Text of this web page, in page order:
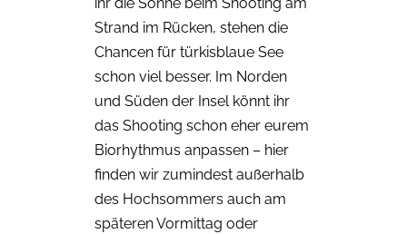
Strand im Rücken, stehen die
Chancen für türkisblaue See
schon viel besser. Im Norden
und Süden der Insel könnt ihr
das Shooting schon eher eurem
Biorhythmus anpassen – hier
finden wir zumindest außerhalb
des Hochsommers auch am
späteren Vormittag oder